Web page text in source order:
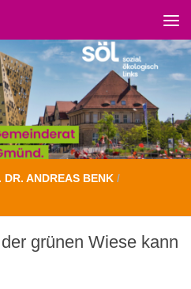
DR. ANDREAS BENK /
grünen Wiese kann